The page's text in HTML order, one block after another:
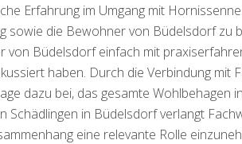
Erfahrung im Umgang mit
sowie die Bewohner von Büdelsdorf zu
Büdelsdorf einfach mit
haben. Durch die Verbindung mit
dazu bei, das gesamte
Schädlingen in Büdelsdorf verlangt
eine relevante Rolle